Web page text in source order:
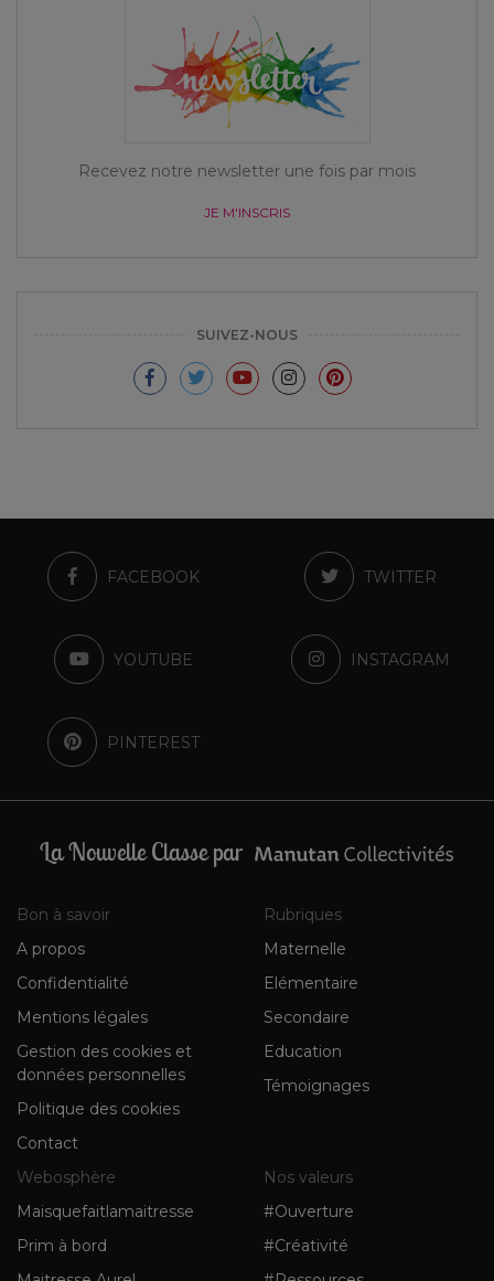
Recevez notre newsletter une fois par mois
JE M'INSCRIS
SUIVEZ-NOUS
FACEBOOK TWITTER
YOUTUBE INSTAGRAM
PINTEREST
La Nouvelle Classe par
Bon à savoir
A propos
Confidentialité
Mentions légales
Gestion des cookies et
données personnelles
Politique des cookies
Contact
Rubriques
Maternelle
Elémentaire
Secondaire
Education
Témoignages
Webosphère
Maisquefaitlamaitresse
Prim à bord
Nos valeurs
#Ouverture
#Créativité